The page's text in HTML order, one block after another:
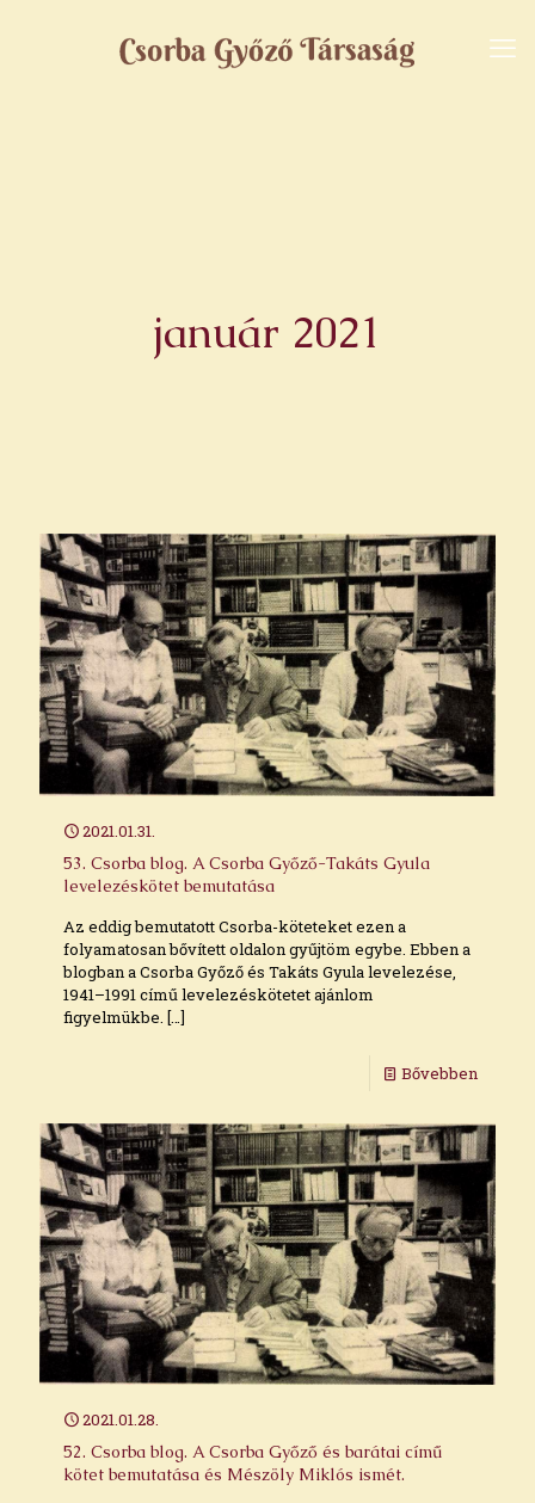
január 2021
2021.01.31.
53. Csorba blog. A Csorba Győző-Takáts Gyula
levelezéskötet bemutatása
Az eddig bemutatott Csorba-köteteket ezen a
folyamatosan bővített oldalon gyűjtöm egybe. Ebben a
blogban a Csorba Győző és Takáts Gyula levelezése,
1941–1991 című levelezéskötetet ajánlom
figyelmükbe. […]
Bővebben
2021.01.28.
52. Csorba blog. A Csorba Győző és barátai című
kötet bemutatása és Mészöly Miklós ismét.